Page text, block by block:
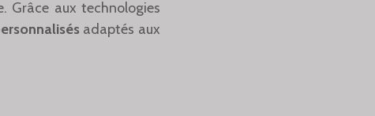
Grâce aux technologies
adaptés aux